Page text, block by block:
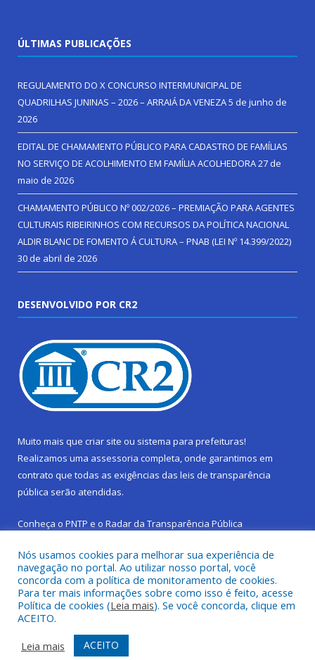
ÚLTIMAS PUBLICAÇÕES
REGULAMENTO DO X CONCURSO INTERMUNICIPAL DE
QUADRILHAS JUNINAS – 2026 – ARRAIÁ DA VENEZA5 de junho de
2026
EDITAL DE CHAMAMENTO PÚBLICO PARA CADASTRO DE FAMÍLIAS
NO SERVIÇO DE ACOLHIMENTO EM FAMÍLIA ACOLHEDORA27 de
maio de 2026
CHAMAMENTO PÚBLICO Nº 002/2026 – PREMIAÇÃO PARA AGENTES
CULTURAIS RIBEIRINHOS COM RECURSOS DA POLÍTICA NACIONAL
ALDIR BLANC DE FOMENTO Á CULTURA – PNAB (LEI Nº 14.399/2022)
30 de abril de 2026
DESENVOLVIDO POR CR2
Muito mais que criar site ou sistema para prefeituras!
Realizamos uma assessoria completa, onde garantimos em
contrato que todas as exigências das leis de transparência
pública serão atendidas.
Conheça o PNTP e o Radar da Transparência Pública
Todos os direitos reservados a Prefeitura Municipal de São
Sebastião da Boa Vista.
Frequência Online
Mapa do Site
Acessar Área Administrativa
Nós usamos cookies para melhorar sua experiência de
navegação no portal. Ao utilizar nosso portal, você
concorda com a política de monitoramento de cookies.
Para ter mais informações sobre como isso é feito, acesse
Política de cookies (Leia mais). Se você concorda, clique em
ACEITO.
Leia mais
ACEITO